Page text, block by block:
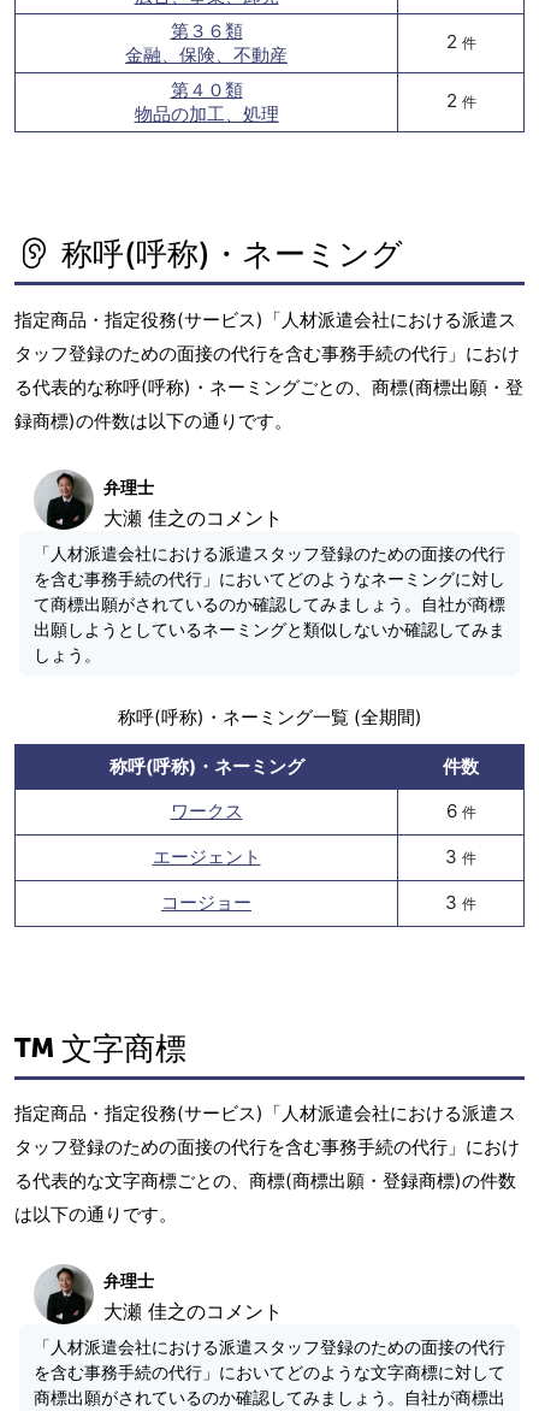
第３６類
金融、保険、不動産
2 件
第４０類
物品の加工、処理
2 件
称呼(呼称)・ネーミング
指定商品・指定役務(サービス)「人材派遣会社における派遣ス
タッフ登録のための面接の代行を含む事務手続の代行」におけ
る代表的な称呼(呼称)・ネーミングごとの、商標(商標出願・登
録商標)の件数は以下の通りです。
弁理士
大瀬 佳之のコメント
「人材派遣会社における派遣スタッフ登録のための面接の代行
を含む事務手続の代行」においてどのようなネーミングに対し
て商標出願がされているのか確認してみましょう。自社が商標
出願しようとしているネーミングと類似しないか確認してみま
しょう。
称呼(呼称)・ネーミング一覧 (全期間)
称呼(呼称)・ネーミング
件数
ワークス
6 件
エージェント 3 件
コージョー 3 件
文字商標
指定商品・指定役務(サービス)「人材派遣会社における派遣ス
タッフ登録のための面接の代行を含む事務手続の代行」におけ
る代表的な文字商標ごとの、商標(商標出願・登録商標)の件数
は以下の通りです。
弁理士
大瀬 佳之のコメント
「人材派遣会社における派遣スタッフ登録のための面接の代行
を含む事務手続の代行」においてどのような文字商標に対して
商標出願がされているのか確認してみましょう。自社が商標出